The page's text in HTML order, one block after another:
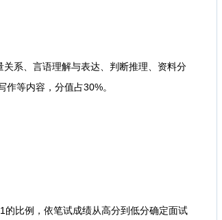
系、言语理解与表达、判断推理、资料分
等内容，分值占30%。
比例，依笔试成绩从高分到低分确定面试